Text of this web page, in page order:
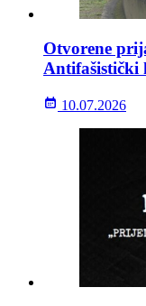
Otvorene
Antifašistički
10.07.2026